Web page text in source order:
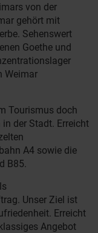
von der
gehört mit
Sehenswert
Goethe und
Weimar
Tourismus doch
der Stadt. Erreicht
A4 sowie die
B85.
Unser Ziel ist
Erreicht
Angebot